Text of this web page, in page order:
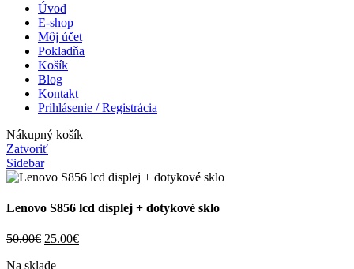
Úvod
E-shop
Môj účet
Pokladňa
Košík
Blog
Kontakt
Prihlásenie / Registrácia
Nákupný košík
Zatvoriť
Sidebar
Lenovo S856 lcd displej + dotykové sklo
50.00€ Pôvodná
bola:
25.00€Aktuálna
Na sklade